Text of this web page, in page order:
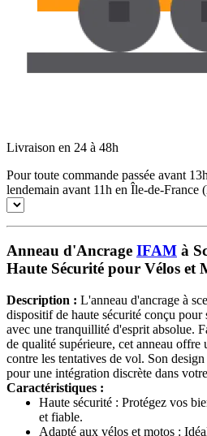
Livraison en 24 à 48h
Pour toute commande passée avant
lendemain avant 11h en Île-de-France
Anneau d'Ancrage IFAM à
Haute Sécurité pour Vélos et
Description : L'anneau d'ancrage à
dispositif de haute sécurité conçu pour
avec une tranquillité d'esprit absolue.
de qualité supérieure, cet anneau offre
contre les tentatives de vol. Son
pour une intégration discrète dans
Caractéristiques :
Haute sécurité : Protégez vos
et fiable.
Adapté aux vélos et motos :